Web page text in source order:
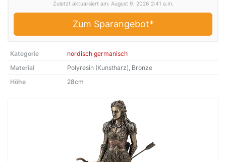
Zuletzt aktualisiert am: August 9, 2026 2:41 a.m.
Zum Sparangebot*
Kategorie
nordisch germanisch
Material
Polyresin (Kunstharz), Bronze
Höhe
28cm